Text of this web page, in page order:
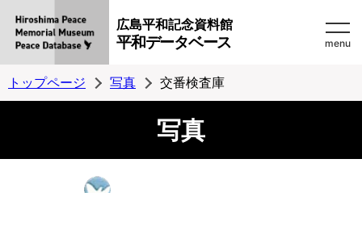
広島平和記念資料館
平和データベース menu
トップページ 写真 交番検査庫
写真